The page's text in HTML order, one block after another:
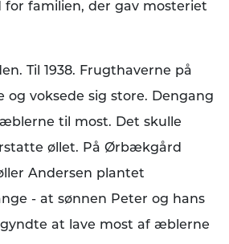
for familien, der gav mosteriet
Til 1938. Frugthaverne på
og voksede sig store. Dengang
til most. Det skulle
øllet. På Ørbækgård
Andersen plantet
- at sønnen Peter og hans
at lave most af æblerne